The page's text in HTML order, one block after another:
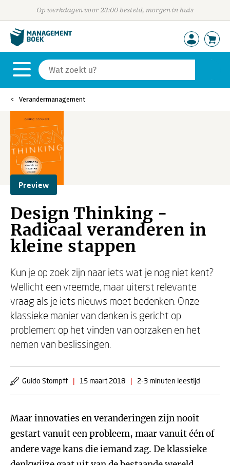
Op werkdagen voor 23:00 besteld, morgen in huis
Verandermanagement
Preview
Design Thinking -
Radicaal veranderen in
kleine stappen
Kun je op zoek zijn naar iets wat je nog niet kent?
Wellicht een vreemde, maar uiterst relevante
vraag als je iets nieuws moet bedenken. Onze
klassieke manier van denken is gericht op
problemen: op het vinden van oorzaken en het
nemen van beslissingen.
Guido Stompff | 15 maart 2018 | 2-3 minuten leestijd
Maar innovaties en veranderingen zijn nooit
gestart vanuit een probleem, maar vanuit één of
andere vage kans die iemand zag. De klassieke